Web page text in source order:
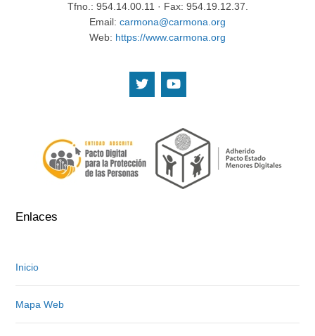
Tfno.: 954.14.00.11 · Fax: 954.19.12.37.
Email: carmona@carmona.org
Web: https://www.carmona.org
Enlaces
Inicio
Mapa Web